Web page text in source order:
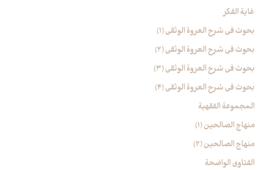
غایة الفکر
بحوث في شرح العروة الوثقی (۱)
بحوث في شرح العروة الوثقی (2)
بحوث في شرح العروة الوثقی (۳)
بحوث في شرح العروة الوثقی (4)
المجموعة الفقهیة
منهاج الصالحین (1)
منهاج الصالحین (2)
الفتاوی الواضحة